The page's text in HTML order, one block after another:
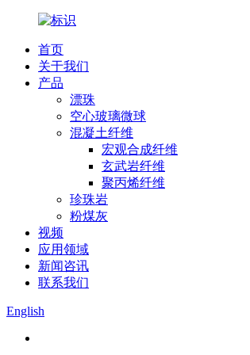
首页
关于我们
产品
漂珠
空心玻璃微球
混凝土纤维
宏观合成纤维
玄武岩纤维
聚丙烯纤维
珍珠岩
粉煤灰
视频
应用领域
新闻咨讯
联系我们
English